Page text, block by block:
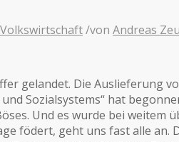
Volkswirtschaft/von Andreas
gelandet. Die Auslieferung
Sozialsystems“ hat
Und es wurde bei weitem
födert, geht uns fast alle an.